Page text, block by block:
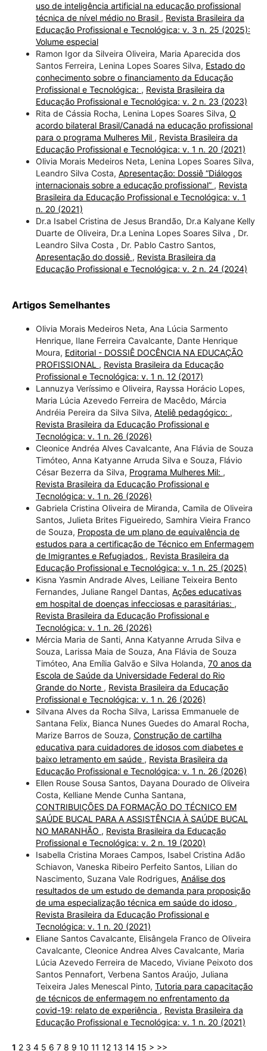
uso de inteligência artificial na educação profissional
técnica de nível médio no Brasil , Revista Brasileira da
Educação Profissional e Tecnológica: v. 3 n. 25 (2025):
Volume especial
Ramon Igor da Silveira Oliveira, Maria Aparecida dos
Santos Ferreira, Lenina Lopes Soares Silva, Estado do
conhecimento sobre o financiamento da Educação
Profissional e Tecnológica: , Revista Brasileira da
Educação Profissional e Tecnológica: v. 2 n. 23 (2023)
Rita de Cássia Rocha, Lenina Lopes Soares Silva, O
acordo bilateral Brasil/Canadá na educação profissional
para o programa Mulheres Mil , Revista Brasileira da
Educação Profissional e Tecnológica: v. 1 n. 20 (2021)
Olivia Morais Medeiros Neta, Lenina Lopes Soares Silva,
Leandro Silva Costa, Apresentação: Dossiê “Diálogos
internacionais sobre a educação profissional” , Revista
Brasileira da Educação Profissional e Tecnológica: v. 1
n. 20 (2021)
Dr.a Isabel Cristina de Jesus Brandão, Dr.a Kalyane Kelly
Duarte de Oliveira, Dr.a Lenina Lopes Soares Silva , Dr.
Leandro Silva Costa , Dr. Pablo Castro Santos,
Apresentação do dossiê , Revista Brasileira da
Educação Profissional e Tecnológica: v. 2 n. 24 (2024)
Artigos Semelhantes
Olivia Morais Medeiros Neta, Ana Lúcia Sarmento
Henrique, Ilane Ferreira Cavalcante, Dante Henrique
Moura, Editorial - DOSSIÊ DOCÊNCIA NA EDUCAÇÃO
PROFISSIONAL , Revista Brasileira da Educação
Profissional e Tecnológica: v. 1 n. 12 (2017)
Lannuzya Veríssimo e Oliveira, Rayssa Horácio Lopes,
Maria Lúcia Azevedo Ferreira de Macêdo, Márcia
Andréia Pereira da Silva Silva, Ateliê pedagógico: ,
Revista Brasileira da Educação Profissional e
Tecnológica: v. 1 n. 26 (2026)
Cleonice Andréa Alves Cavalcante, Ana Flávia de Souza
Timóteo, Anna Katyanne Arruda Silva e Souza, Flávio
César Bezerra da Silva, Programa Mulheres Mil: ,
Revista Brasileira da Educação Profissional e
Tecnológica: v. 1 n. 26 (2026)
Gabriela Cristina Oliveira de Miranda, Camila de Oliveira
Santos, Julieta Brites Figueiredo, Samhira Vieira Franco
de Souza, Proposta de um plano de equivalência de
estudos para a certificação de Técnico em Enfermagem
de Imigrantes e Refugiados , Revista Brasileira da
Educação Profissional e Tecnológica: v. 1 n. 25 (2025)
Kisna Yasmin Andrade Alves, Leiliane Teixeira Bento
Fernandes, Juliane Rangel Dantas, Ações educativas
em hospital de doenças infecciosas e parasitárias: ,
Revista Brasileira da Educação Profissional e
Tecnológica: v. 1 n. 26 (2026)
Mércia Maria de Santi, Anna Katyanne Arruda Silva e
Souza, Larissa Maia de Souza, Ana Flávia de Souza
Timóteo, Ana Emília Galvão e Silva Holanda, 70 anos da
Escola de Saúde da Universidade Federal do Rio
Grande do Norte , Revista Brasileira da Educação
Profissional e Tecnológica: v. 1 n. 26 (2026)
Silvana Alves da Rocha Silva, Larissa Emmanuele de
Santana Felix, Bianca Nunes Guedes do Amaral Rocha,
Marize Barros de Souza, Construção de cartilha
educativa para cuidadores de idosos com diabetes e
baixo letramento em saúde , Revista Brasileira da
Educação Profissional e Tecnológica: v. 1 n. 26 (2026)
Ellen Rouse Sousa Santos, Dayana Dourado de Oliveira
Costa, Kelliane Mende Cunha Santana,
CONTRIBUIÇÕES DA FORMAÇÃO DO TÉCNICO EM
SAÚDE BUCAL PARA A ASSISTÊNCIA À SAÚDE BUCAL
NO MARANHÃO , Revista Brasileira da Educação
Profissional e Tecnológica: v. 2 n. 19 (2020)
Isabella Cristina Moraes Campos, Isabel Cristina Adão
Schiavon, Vaneska Ribeiro Perfeito Santos, Lilian do
Nascimento, Suzana Vale Rodrigues, Análise dos
resultados de um estudo de demanda para proposição
de uma especialização técnica em saúde do idoso ,
Revista Brasileira da Educação Profissional e
Tecnológica: v. 1 n. 20 (2021)
Eliane Santos Cavalcante, Elisângela Franco de Oliveira
Cavalcante, Cleonice Andrea Alves Cavalcante, Maria
Lúcia Azevedo Ferreira de Macedo, Viviane Peixoto dos
Santos Pennafort, Verbena Santos Araújo, Juliana
Teixeira Jales Menescal Pinto, Tutoria para capacitação
de técnicos de enfermagem no enfrentamento da
covid-19: relato de experiência , Revista Brasileira da
Educação Profissional e Tecnológica: v. 1 n. 20 (2021)
1 2 3 4 5 6 7 8 9 10 11 12 13 14 15 > >>